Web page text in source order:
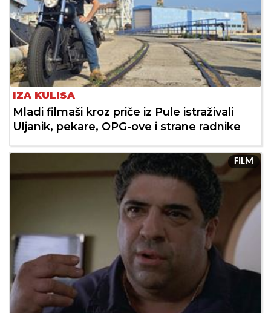
IZA KULISA
Mladi filmaši kroz priče iz Pule istraživali
Uljanik, pekare, OPG-ove i strane radnike
FILM